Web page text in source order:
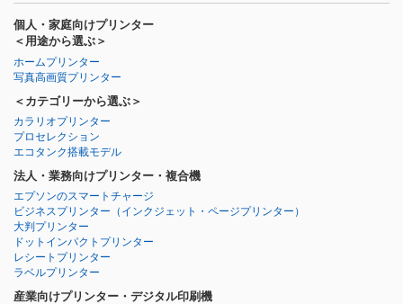
個人・家庭向けプリンター
＜用途から選ぶ＞
ホームプリンター
写真高画質プリンター
＜カテゴリーから選ぶ＞
カラリオプリンター
プロセレクション
エコタンク搭載モデル
法人・業務向けプリンター・複合機
エプソンのスマートチャージ
ビジネスプリンター （インクジェット・ページプリンター）
大判プリンター
ドットインパクトプリンター
レシートプリンター
ラベルプリンター
産業向けプリンター・デジタル印刷機